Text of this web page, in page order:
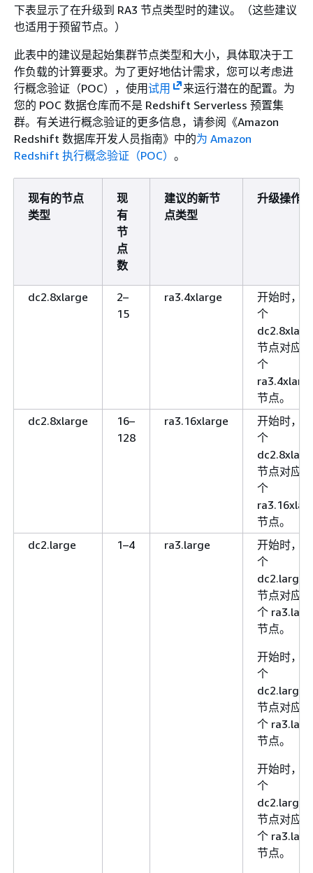
下表显示了在升级到 RA3 节点类型时的建议。（这些建议
也适用于预留节点。）
此表中的建议是起始集群节点类型和大小，具体取决于工
作负载的计算要求。为了更好地估计需求，您可以考虑进
行概念验证（POC），使用试用
来运行潜在的配置。为
您的 POC 数据仓库而不是 Redshift Serverless 预置集
群。有关进行概念验证的更多信息，请参阅《Amazon
Redshift 数据库开发人员指南》 中的为 Amazon
Redshift 执行概念验证（POC） 。
现有的节点
类型
现
有
节
点
数
建议的新节
点类型
升级操作
dc2.8xlarge
2–
15
ra3.4xlarge
开始时，
个
节点对应 2
个
节点。
dc2.8xlarge
16–
128
ra3.16xlarge
开始时，
个
节点对应 1
个
节点。
dc2.large
1–4 ra3.large
开始时，
个
dc2.large
节点对应 1
个
节点。
开始时，
个
dc2.large
节点对应 2
个
节点。
开始时，
个
dc2.large
节点对应 3
个
节点。